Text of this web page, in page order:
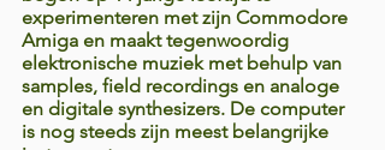
experimenteren met zijn Commodore
Amiga en maakt tegenwoordig
elektronische muziek met behulp van
samples, field recordings en analoge
en digitale synthesizers. De computer
is nog steeds zijn meest belangrijke